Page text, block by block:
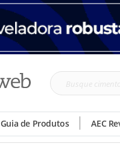
Busque
tinta,
etc
Guia de Produtos AEC